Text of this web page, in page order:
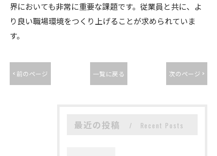
界においても非常に重要な課題です。従業員と共に、よ
り良い職場環境をつくり上げることが求められていま
す。
< 前のページ 一覧に戻る 次のページ >
最近の投稿 Recent Posts